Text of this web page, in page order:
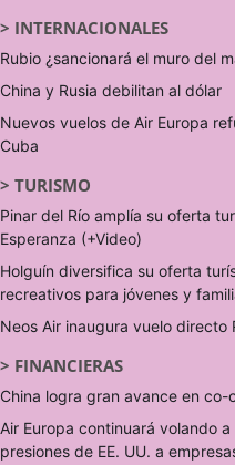
> INTERNACIONALES
Rubio ¿sancionará el muro del
China y Rusia debilitan al dólar
Nuevos vuelos de Air Europa
Cuba
> TURISMO
Pinar del Río amplía su oferta
Esperanza (+Video)
Holguín diversifica su oferta
recreativos para jóvenes y
Neos Air inaugura vuelo directo
> FINANCIERAS
China logra gran avance en
Air Europa continuará volando
presiones de EE. UU. a